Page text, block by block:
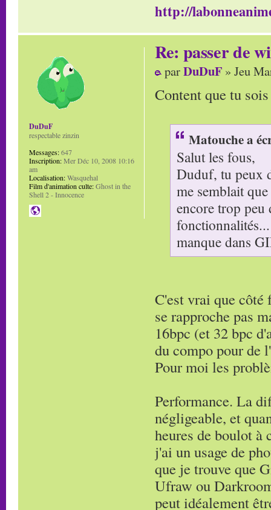
http://
Re: passer de
parDuDuF » Jeu
Content que tu
Matouche a
Salut les fous,
Duduf, tu peux
me semblait
encore trop peu
manque dans
C'est vrai que côté
se rapproche pas
16bpc (et 32 bpc
du compo pour de
Pour moi les
Performance. La
négligeable, et
heures de boulot à
j'ai un usage de
que je trouve que
Ufraw ou
peut idéalement
DuDuF
respectable zinzin
Messages:647
Inscription:Mer Déc 10, 2008 10:16
am
Localisation:Wasquehal
Film d'animation culte:Ghost in the
Shell 2 - Innocence